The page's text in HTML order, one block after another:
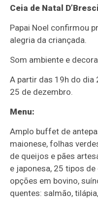
Ceia de Natal
Papai Noel confirmou
alegria da criançada.
Som ambiente e
A partir das 19h do dia
25 de dezembro.
Menu:
Amplo buffet de
maionese, folhas
de queijos e pães
e japonesa, 25 tipos
opções em bovino,
quentes: salmão,